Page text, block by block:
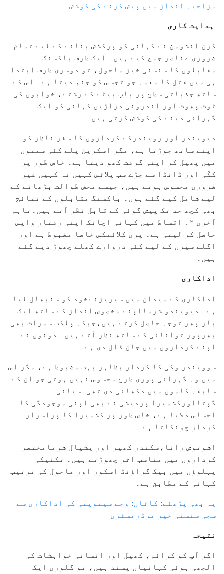
مزاحیہ انداز میں پیش کرنے کی کوشش
ہدایت کاری
کرن انشومن نے کہانی کو پرکشش بنانے کے لیے تمام
ضروری عناصر جمع کیے ہیں۔ ایک طرف باکسنگ
مقابلوں کا سنسنی خیز ماحول، تو دوسری طرف ابتدا
ہی میں قتل کا معمہ جو تجسس کو جنم دیتا ہے۔ اس کے
ساتھ جذباتی سطح پر باپ بیٹے کے رشتے، خوابوں کی
ٹوٹ پھوٹ اور اندرونی دراڑیں کہانی کو ایک
گہرائی دینے کی کوشش کرتی ہیں۔
دیویندر اور رویندرکے کرداروں کا سفر ناظر کو
اپنے ساتھ جوڑتا ہے، مگر اسکرین پلے کئی سمتوں
میں پھیل کر اپنی گرفت کھو دیتا ہے۔ خاص طور پر
ککّی اور ڈانڈا سے جڑے سب پلاٹس کہیں نہ کہیں غیر
ضروری محسوس ہوتے ہیں، جیسے محض طوالت بڑھانے کے
لیے شامل کیے گئے ہوں۔ باکسنگ مقابلوں کے نتائج
بھی کچھ حد تک پیش گوئی کے قابل نظر آتے ہیں۔تاہم
آخری ۲؍ اقساط میں کہانی اچانک اپنی رفتار واپس
حاصل کر لیتی ہے۔ پری کلائمکس خاصا مضبوط ہے اور
اگلے سیزن کے لیے کئی دروازے کھلے چھوڑ دیے گئے
ہیں۔
اداکاری
اداکاری کے میدان میں سیریزنےخود کو سنبھال لیا
ہے۔ دیویندو شرمااپنے مخصوص انداز کے ساتھ ایک
بار پھر توجہ حاصل کرتے ہیں،جبکہ پلکت سمراٹ بھی
بھرپور توانائی کے ساتھ نظر آتے ہیں۔ دونوں نے
اپنے کرداروں میں جان ڈال دی ہے۔
سوویندر وکی کا کردار بظاہر بہت مضبوط ہے، مگر اس
میں وہ گہرائی پوری طرح محسوس نہیں ہوتی جو ان کے
سابقہ کاموں میں دکھائی دی تھی۔سیانی
گپتااورکشمیرا پردیشی نے بھی اپنی موجودگی کا
احساس دلایا ہے، خاص طور پر کشمیرا کا پراسرار
کردار چونکاتا ہے۔
اشوتوش رانا،سکندر کھیر اور یشپال شرمامختصر
کرداروں میں مناسب اثر چھوڑتے ہیں۔ تکنیکی
پہلوؤں میں بیک گراؤنڈ اسکور اور ماحول کی ترتیب
کہانی کے مطابق ہے۔
یہ بھی پڑھئے: کاٹان: وجے سیتوپتی کی اداکاری سے
سجی سنسنی خیز مرڈرمسٹری
نتیجہ
اگر آپ کو کرائم، کھیل اور انسانی خواہشات کی
الجھی ہوئی کہانیاں پسند ہیں، تو گلوری ایک